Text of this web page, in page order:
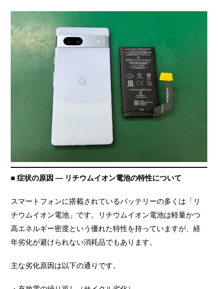
■ 症状の原因 ― リチウムイオン電池の特性について
スマートフォンに搭載されているバッテリーの多くは「リ
チウムイオン電池」です。リチウムイオン電池は軽量かつ
高エネルギー密度という優れた特性を持っていますが、経
年劣化が避けられない消耗品でもあります。
主な劣化原因は以下の通りです。